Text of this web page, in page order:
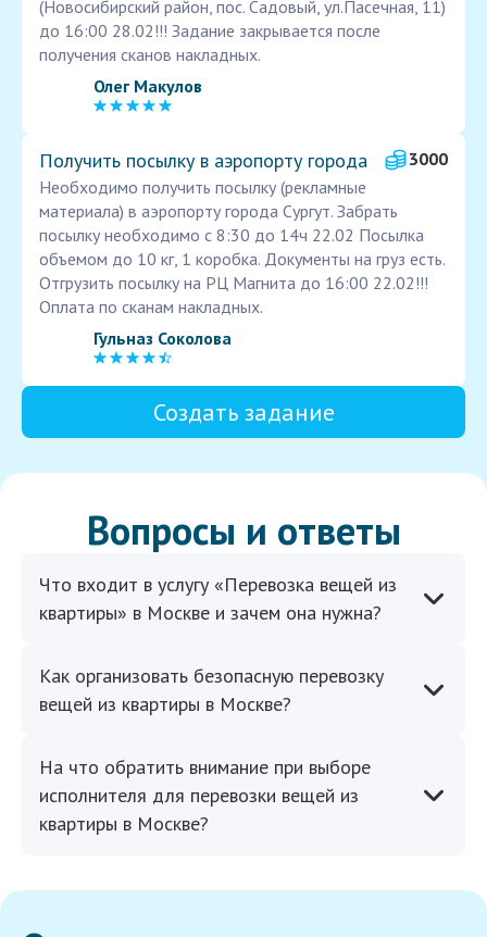
(Новосибирский район, пос. Садовый, ул.Пасечная, 11)
до 16:00 28.02!!! Задание закрывается после
получения сканов накладных.
Олег Макулов
Получить посылку в аэропорту города
3000
Необходимо получить посылку (рекламные
материала) в аэропорту города Сургут. Забрать
посылку необходимо с 8:30 до 14ч 22.02 Посылка
объемом до 10 кг, 1 коробка. Документы на груз есть.
Отгрузить посылку на РЦ Магнита до 16:00 22.02!!!
Оплата по сканам накладных.
Гульназ Соколова
Создать задание
Вопросы и ответы
Что входит в услугу «Перевозка вещей из
квартиры» в Москве и зачем она нужна?
Как организовать безопасную перевозку
вещей из квартиры в Москве?
На что обратить внимание при выборе
исполнителя для перевозки вещей из
квартиры в Москве?